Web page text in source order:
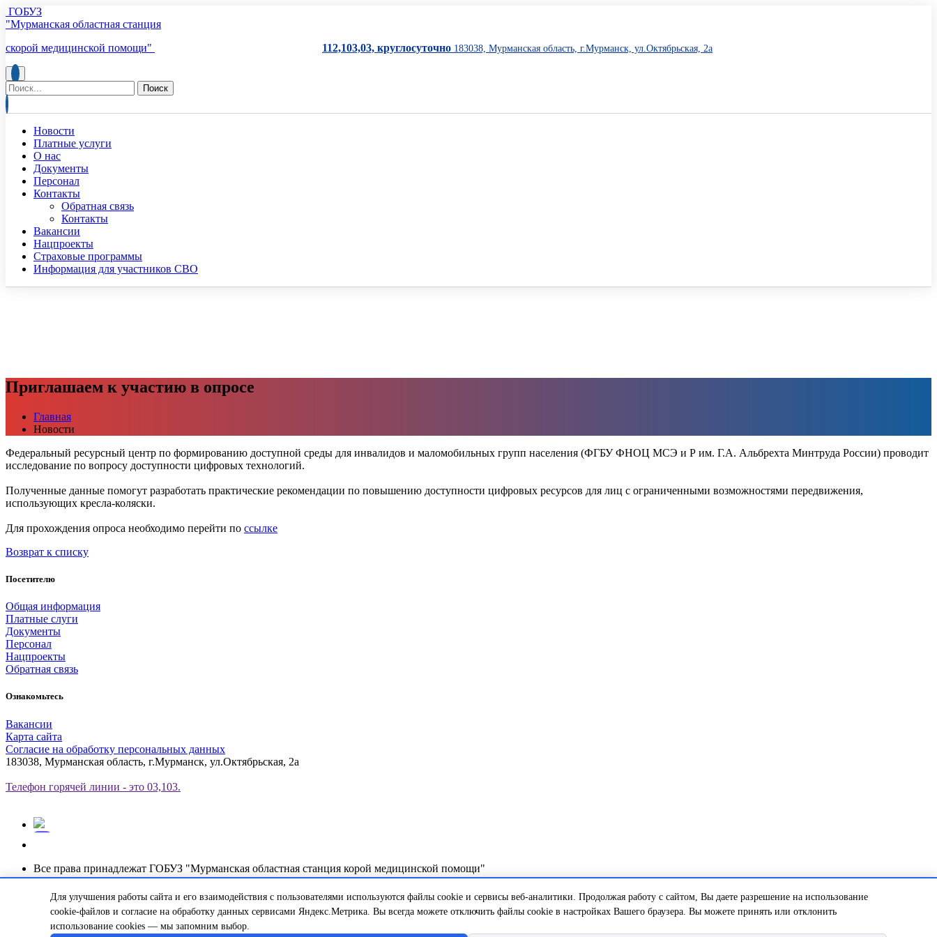
Для улучшения работы сайта и его взаимодействия с пользователями используются файлы cookie и сервисы веб-аналитики. Продолжая работу с сайтом, Вы даете разрешение на использование
cookie-файлов и согласие на обработку данных сервисами Яндекс.Метрика. Вы всегда можете отключить файлы cookie в настройках Вашего браузера. Вы можете принять или отклонить
использование cookies — мы запомним выбор.
ГОБУЗ
"Мурманская областная станция
скорой медицинской помощи"
112,103,03, круглосуточно 183038, Мурманская область, г.Мурманск, ул.Октябрьская, 2а
Новости
Платные услуги
О нас
Документы
Персонал
Контакты
Обратная связь
Контакты
Вакансии
Нацпроекты
Страховые программы
Информация для участников СВО
Приглашаем к участию в опросе
Главная
Новости
Федеральный ресурсный центр по формированию доступной среды для инвалидов и маломобильных групп населения (ФГБУ ФНОЦ МСЭ и Р им. Г.А. Альбрехта Минтруда России) проводит
исследование по вопросу доступности цифровых технологий.
Полученные данные помогут разработать практические рекомендации по повышению доступности цифровых ресурсов для лиц с ограниченными возможностями передвижения,
использующих кресла-коляски.
Для прохождения опроса необходимо перейти по ссылке
Возврат к списку
Посетителю
Общая информация
Платные слуги
Документы
Персонал
Нацпроекты
Обратная связь
Ознакомьтесь
Вакансии
Карта сайта
Согласие на обработку персональных данных
183038, Мурманская область, г.Мурманск, ул.Октябрьская, 2а
Телефон горячей линии - это 03,103.
Все права принадлежат ГОБУЗ "Мурманская областная станция корой медицинской помощи"
© 2013-2025 ГОБУЗ "Мурманская областная станция скорой медицинской помощи"